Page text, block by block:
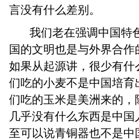
言没有什么差别。
我们老在强调中国特
国的文明也是与外界合
如果从起源讲，很少有
们吃的小麦不是中国培
们吃的玉米是美洲来的，
几乎没有什么东西是中
至可以说青铜器也不是